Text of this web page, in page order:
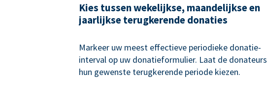
Kies tussen wekelijkse, maandelijkse en
jaarlijkse terugkerende donaties
Markeer uw meest effectieve periodieke donatie-
interval op uw donatieformulier. Laat de donateurs
hun gewenste terugkerende periode kiezen.